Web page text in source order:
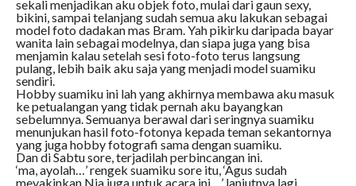
sekali menjadikan aku objek foto, mulai dari gaun sexy,
bikini, sampai telanjang sudah semua aku lakukan sebagai
model foto dadakan mas Bram. Yah pikirku daripada bayar
wanita lain sebagai modelnya, dan siapa juga yang bisa
menjamin kalau setelah sesi foto-foto terus langsung
pulang, lebih baik aku saja yang menjadi model suamiku
sendiri.
Hobby suamiku ini lah yang akhirnya membawa aku masuk
ke petualangan yang tidak pernah aku bayangkan
sebelumnya. Semuanya berawal dari seringnya suamiku
menunjukan hasil foto-fotonya kepada teman sekantornya
yang juga hobby fotografi sama dengan suamiku.
Dan di Sabtu sore, terjadilah perbincangan ini.
‘ma, ayolah…’ rengek suamiku sore itu, ‘Agus sudah
meyakinkan Nia juga untuk acara ini….’ lanjutnya lagi.